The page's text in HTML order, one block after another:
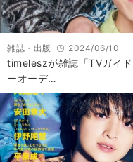
雑誌・出版 2024/06/10
timeleszが雑誌「TVガイ
ーオーデ…